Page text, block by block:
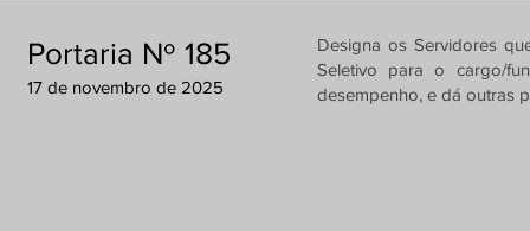
17 de novembro de 2025
Portaria Nº 185
Designa os Servidores
Seletivo para o cargo/
desempenho, e dá outras